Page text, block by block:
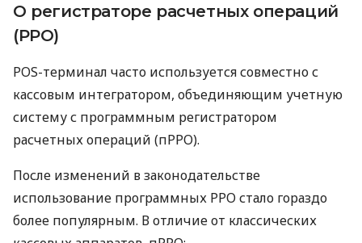
О регистраторе расчетных операций
(РРО)
POS-терминал часто используется совместно с
кассовым интегратором, объединяющим учетную
систему с программным регистратором
расчетных операций (пРРО).
После изменений в законодательстве
использование программных РРО стало гораздо
более популярным. В отличие от классических